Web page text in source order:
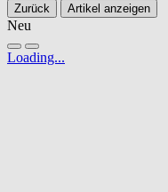
Zurück Artikel anzeigen
Neu
Loading...